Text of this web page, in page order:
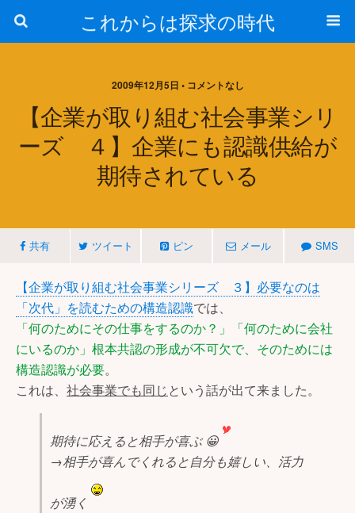
これからは探求の時代
2009年12月5日 • コメントなし
【企業が取り組む社会事業シリ
ーズ ４】企業にも認識供給が
期待されている
共有 ツイート ピン メール SMS
【企業が取り組む社会事業シリーズ ３】必要なのは
「次代」を読むための構造認識では、
「何のためにその仕事をするのか？」「何のために会社
にいるのか」根本共認の形成が不可欠で、そのためには
構造認識が必要。
これは、 社会事業でも同じという話が出て来ました。
期待に応えると相手が喜ぶ 😀
→相手が喜んでくれると自分も嬉しい、活力
が湧く